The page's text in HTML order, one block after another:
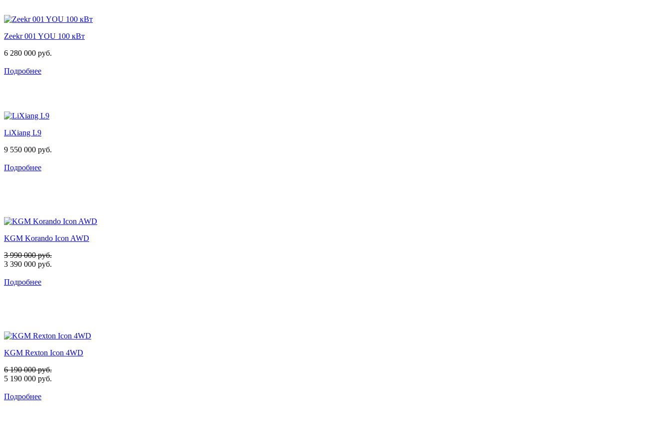
Zeekr 001 YOU 100 кВт
6 280 000 руб.
Подробнее
LiXiang L9
9 550 000 руб.
Подробнее
KGM Korando Icon AWD
3 990 000 руб.
3 390 000 руб.
Подробнее
KGM Rexton Icon 4WD
6 190 000 руб.
5 190 000 руб.
Подробнее